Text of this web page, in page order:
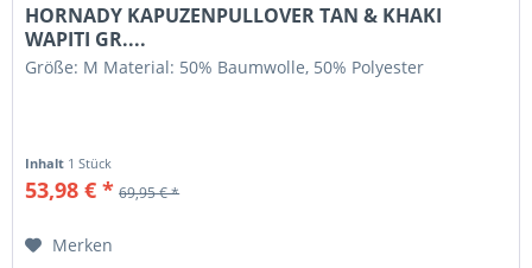
HORNADY KAPUZENPULLOVER TAN & KHAKI
WAPITI GR....
Größe: M Material: 50% Baumwolle, 50% Polyester
Inhalt 1 Stück
53,98 € * 69,95 € *
Merken